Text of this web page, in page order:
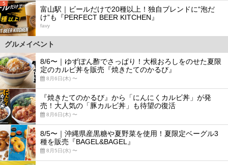
5
富山駅｜ビールだけで20種以上！独自ブレンドに“泡だ
け”も『PERFECT BEER KITCHEN』
favy
グルメイベント
8/6〜｜ゆずぽん酢でさっぱり！大根おろしをのせた夏限
定のカルビ丼を販売『焼きたてのかるび』
8月6日(木) 〜
『焼きたてのかるび』から「にんにくカルビ丼」が発
売！大人気の「豚カルビ丼」も待望の復活
8月6日(木) 〜
8/5〜｜沖縄県産黒糖や夏野菜を使用！夏限定ベーグル3
種を販売『BAGEL&BAGEL』
8月5日(水) 〜